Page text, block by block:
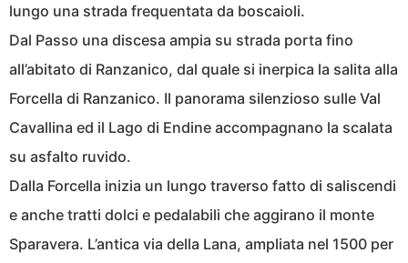
lungo una strada frequentata da boscaioli.
Dal Passo una discesa ampia su strada porta fino
all’abitato di Ranzanico, dal quale si inerpica la salita alla
Forcella di Ranzanico. Il panorama silenzioso sulle Val
Cavallina ed il Lago di Endine accompagnano la scalata
su asfalto ruvido.
Dalla Forcella inizia un lungo traverso fatto di saliscendi
e anche tratti dolci e pedalabili che aggirano il monte
Sparavera. L’antica via della Lana, ampliata nel 1500 per